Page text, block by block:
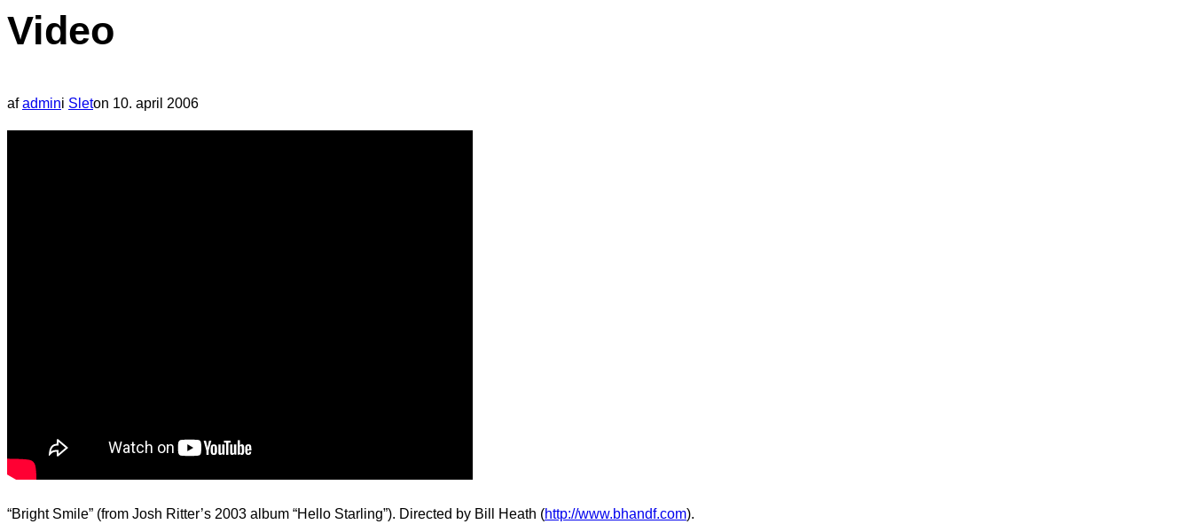
til/fra
Video
afadmini Sleton Udgivet
d.
10. april 2006
“Bright Smile” (from Josh Ritter’s 2003 album “Hello Starling”). Directed by Bill Heath (http://www.bhandf.com).